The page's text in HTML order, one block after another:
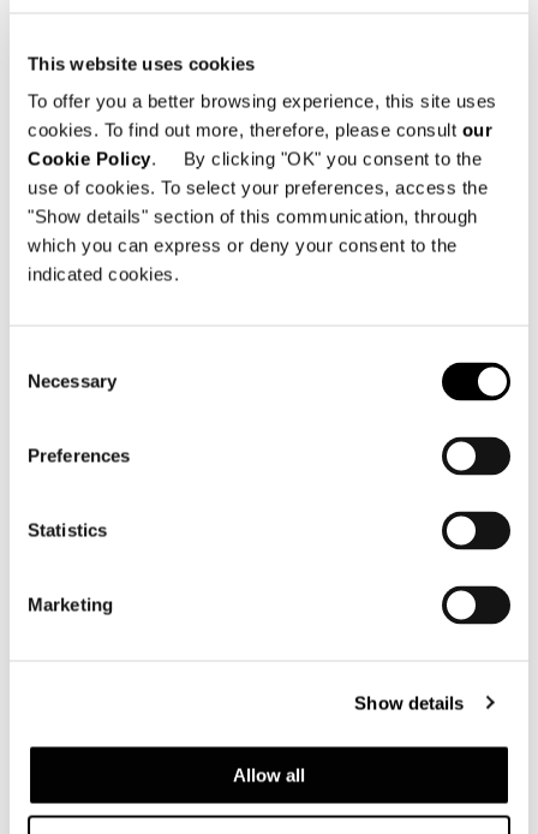
This website uses cookies
To offer you a better browsing experience, this site uses
cookies. To find out more, therefore, please consult our
Cookie Policy. By clicking "OK" you consent to the
use of cookies. To select your preferences, access the
"Show details" section of this communication, through
which you can express or deny your consent to the
indicated cookies.
Selection
Necessary
Preferences
Statistics
Marketing
Show details
Allow all
Kollektion, auch auf den Outdoor-
Bereich ausdehnen lassen – im Garten,
auf der Terrasse – der gleiche
raffinierte Stil.
SHARE DRUCKEN DOWNLOAD PDF